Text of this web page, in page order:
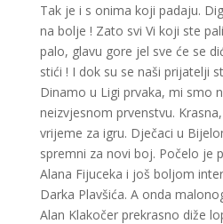
Tak je i s onima koji padaju.
na bolje ! Zato svi Vi koji ste
palo, glavu gore jel sve će se
stići ! I dok su se naši prijatelji
Dinamo u Ligi prvaka, mi smo
neizvjesnom prvenstvu.
vrijeme za igru. Dječaci u
spremni za novi boj. Počelo je
Alana Fijuceka i još boljom
Darka Plavšića. A onda
Alan Klakočer prekrasno diže